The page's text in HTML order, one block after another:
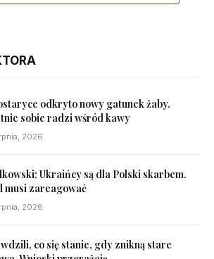
odkryto nowy gatunek żaby.
sobie radzi wśród kawy
2026
Ukraińcy są dla Polski skarbem.
musi zareagować
2026
co się stanie, gdy znikną stare